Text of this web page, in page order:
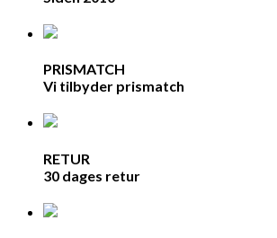
PRISMATCH
Vi tilbyder prismatch
RETUR
30 dages retur